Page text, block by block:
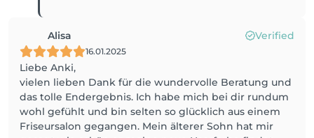
Alisa Verified
16.01.2025
Liebe Anki,
vielen lieben Dank für die wundervolle Beratung und
das tolle Endergebnis. Ich habe mich bei dir rundum
wohl gefühlt und bin selten so glücklich aus einem
Friseursalon gegangen. Mein älterer Sohn hat mir